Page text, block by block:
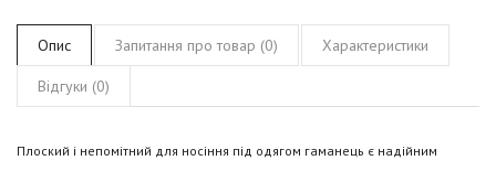
Опис Запитання про товар (0) Характеристики
Відгуки (0)
Плоский і непомітний для носіння під одягом гаманець є надійним